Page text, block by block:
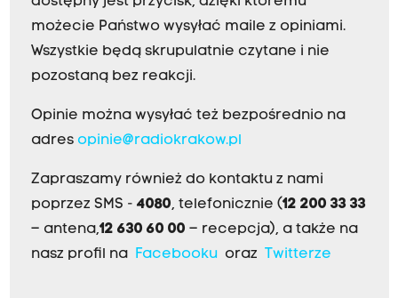
możecie Państwo wysyłać maile z opiniami.
Wszystkie będą skrupulatnie czytane i nie
pozostaną bez reakcji.
Opinie można wysyłać też bezpośrednio na
adres opinie@radiokrakow.pl
Zapraszamy również do kontaktu z nami
poprzez SMS - 4080, telefonicznie (12 200 33 33
– antena,12 630 60 00 – recepcja), a także na
nasz profil na Facebookuoraz Twitterze